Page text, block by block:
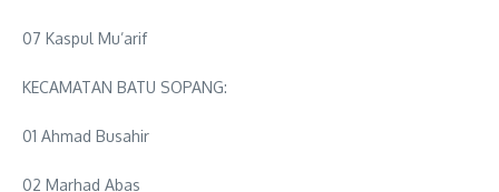
07 Kaspul Mu’arif
KECAMATAN BATU SOPANG:
01 Ahmad Busahir
02 Marhad Abas